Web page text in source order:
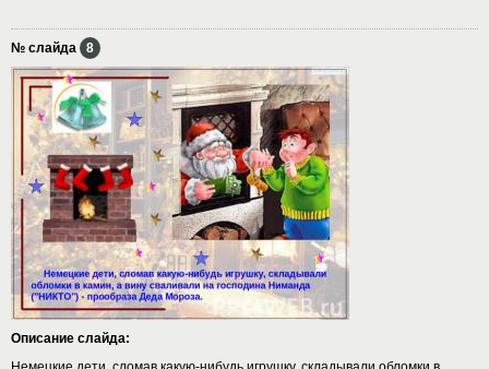
№ слайда 8
Описание слайда: